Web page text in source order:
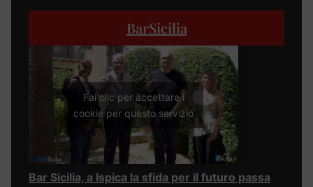
BarSicilia
Fai clic per accettare i
cookie per questo servizio
Bar Sicilia, a Ispica la sfida per il futuro passa